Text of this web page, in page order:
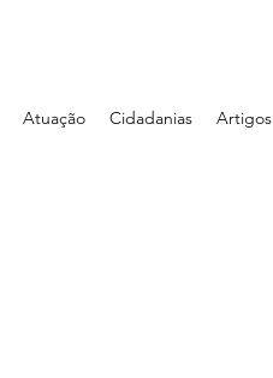
Atuação Cidadanias Artigos